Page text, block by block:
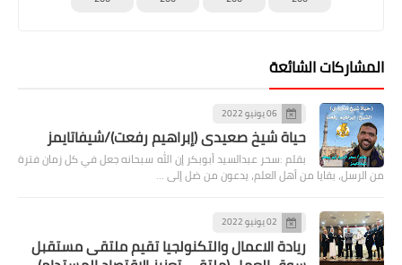
المشاركات الشائعة
06 يونيو 2022
حياة شيخ صعيدى (إبراهيم رفعت)/شيفاتايمز
بقلم :سحر عبدالسيد أبوبكر إن الله سبحانه جعل في كل زمان فترة
من الرسل، بقايا من أهل العلم، يدعون من ضل إلى …
02 يونيو 2022
ريادة الاعمال والتكنولجيا تقيم ملتقى مستقبل